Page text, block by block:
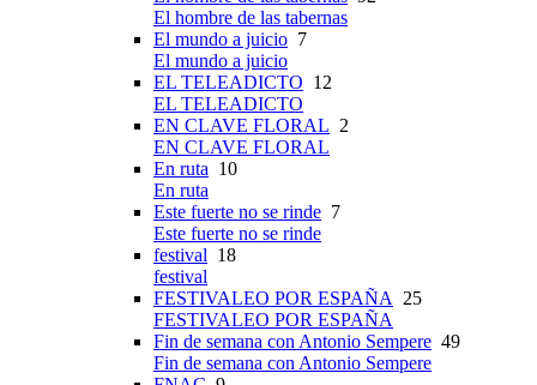
El hombre de las tabernas
El mundo a juicio 7
El mundo a juicio
EL TELEADICTO 12
EL TELEADICTO
EN CLAVE FLORAL 2
EN CLAVE FLORAL
En ruta 10
En ruta
Este fuerte no se rinde 7
Este fuerte no se rinde
festival 18
festival
FESTIVALEO POR ESPAÑA
25
FESTIVALEO POR ESPAÑA
Fin de semana con Antonio Sempere 49
Fin de semana con Antonio Sempere